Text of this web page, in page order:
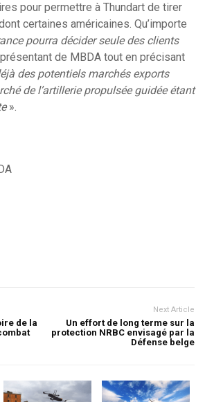
pour permettre à Thundart de tirer
certaines américaines. Qu’importe
pourra décider seule des clients
de MBDA tout en précisant
des potentiels marchés exports
de l’artillerie propulsée guidée étant
».
de la
Next Article
Un effort de long terme sur la
protection NRBC envisagé par la
Défense belge